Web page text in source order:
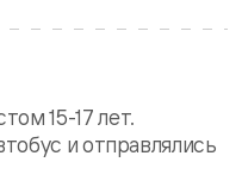
15-17 лет.
и отправлялись